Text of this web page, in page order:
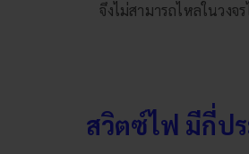
จึงไม่สามารถไหลในวงจ
สวิตซ์ไฟ มีกี่ปร